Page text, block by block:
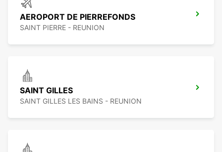
AEROPORT DE PIERREFONDS
SAINT PIERRE - REUNION
SAINT GILLES
SAINT GILLES LES BAINS - REUNION